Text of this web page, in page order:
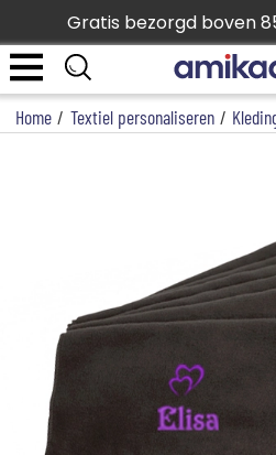
Gratis bezorgd boven
Home / Textiel personaliseren /